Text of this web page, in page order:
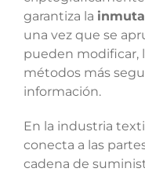
garantiza la
una vez que se
pueden modificar,
métodos más
información.
En la industria
conecta a las
cadena de